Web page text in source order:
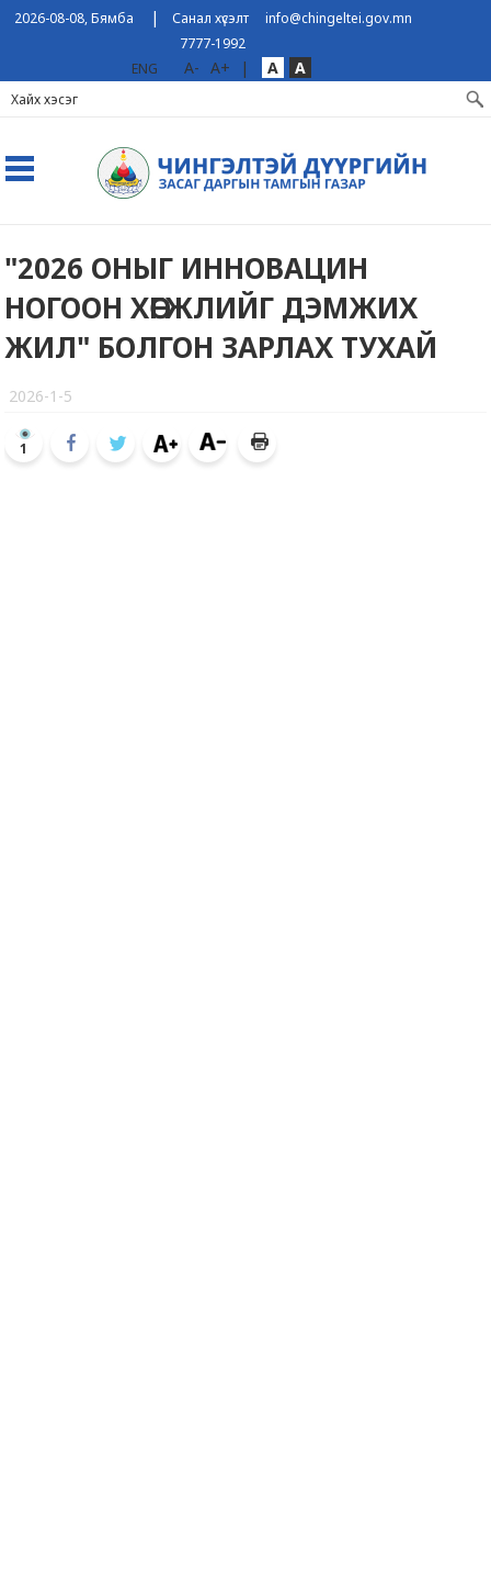
2026-08-08, Бямба | Санал хүсэлт
info@chingeltei.gov.mn
7777-1992
ENG
A- A+ | A A
"2026 ОНЫГ ИННОВАЦИН
НОГООН ХӨГЖЛИЙГ ДЭМЖИХ
ЖИЛ" БОЛГОН ЗАРЛАХ ТУХАЙ
2026-1-5
1